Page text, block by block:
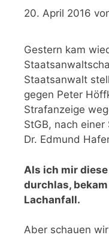
20. April 2016
Gestern kam
Staatsanwalt
gegen Peter
Strafanzeige
StGB, nach
Dr. Edmund
Als ich mir
durchlas,
Lachanfall.
Aber schauen